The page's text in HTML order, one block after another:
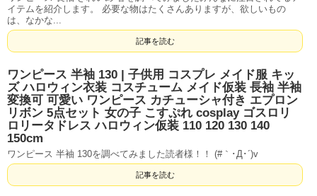
イテムを紹介します。 必要な物はたくさんありますが、欲しいもの
は、なかな...
記事を読む
ワンピース 半袖 130 | 子供用 コスプレ メイド服 キッ
ズ ハロウィン衣装 コスチューム メイド仮装 長袖 半袖
変換可 可愛い ワンピース カチューシャ付き エプロン
リボン 5点セット 女の子 こすぷれ cosplay ゴスロリ
ロリータドレス ハロウィン仮装 110 120 130 140
150cm
ワンピース 半袖 130を調べてみました読者様！！ (#｀･Д･´)v
記事を読む